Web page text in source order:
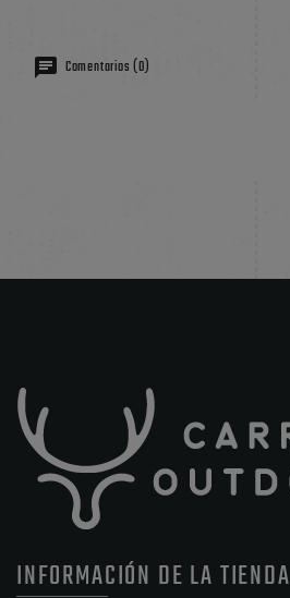
Comentarios (0)
INFORMACIÓN DE LA TIENDA